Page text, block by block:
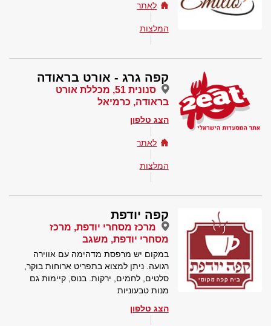
לאתר
המלצות
קפה גרג - אורט בראודה
סנונית 51, מכללת אורט
בראודה, כרמיאל
הצג טלפון
לאתר
המלצות
קפה יודפת
מרכז מסחרי יודפת, מרכז
מסחרי יודפת, משגב
במקום יש מרפסת מדהימה עם אווירה
רגועה. ניתן למצוא בתפריט ארוחות בוקר,
סלטים, לחמים, ירקות. בנוס, קיימות גם
מנות טבעוניות
הצג טלפון